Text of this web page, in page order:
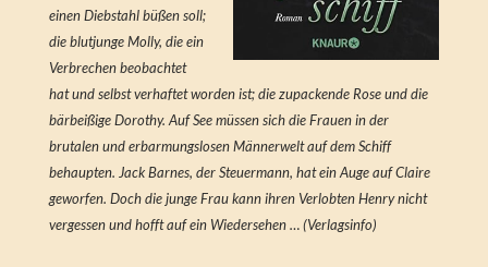
einen Diebstahl büßen soll;
die blutjunge Molly, die ein
Verbrechen beobachtet
hat und selbst verhaftet worden ist; die zupackende Rose und die
bärbeißige Dorothy. Auf See müssen sich die Frauen in der
brutalen und erbarmungslosen Männerwelt auf dem Schiff
behaupten. Jack Barnes, der Steuermann, hat ein Auge auf Claire
geworfen. Doch die junge Frau kann ihren Verlobten Henry nicht
vergessen und hofft auf ein Wiedersehen … (Verlagsinfo)